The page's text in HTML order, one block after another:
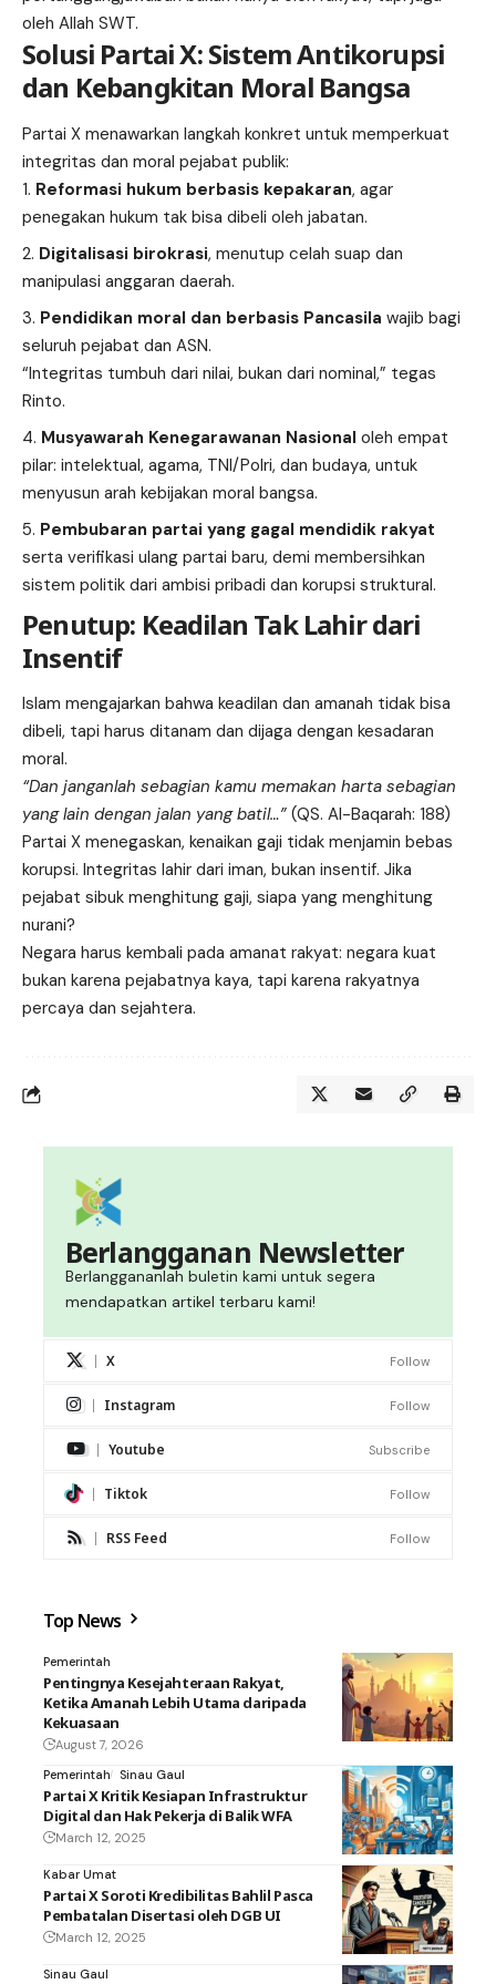
oleh Allah SWT.
Solusi Partai X: Sistem Antikorupsi
dan Kebangkitan Moral Bangsa
Partai X menawarkan langkah konkret untuk memperkuat
integritas dan moral pejabat publik:
Reformasi hukum berbasis kepakaran, agar
penegakan hukum tak bisa dibeli oleh jabatan.
Digitalisasi birokrasi, menutup celah suap dan
manipulasi anggaran daerah.
Pendidikan moral dan berbasis Pancasila wajib bagi
seluruh pejabat dan ASN.
“Integritas tumbuh dari nilai, bukan dari nominal,” tegas
Rinto.
Musyawarah Kenegarawanan Nasional oleh empat
pilar: intelektual, agama, TNI/Polri, dan budaya, untuk
menyusun arah kebijakan moral bangsa.
Pembubaran partai yang gagal mendidik rakyat
serta verifikasi ulang partai baru, demi membersihkan
sistem politik dari ambisi pribadi dan korupsi struktural.
Penutup: Keadilan Tak Lahir dari
Insentif
Islam mengajarkan bahwa keadilan dan amanah tidak bisa
dibeli, tapi harus ditanam dan dijaga dengan kesadaran
moral.
“Dan janganlah sebagian kamu memakan harta sebagian
yang lain dengan jalan yang batil…” (QS. Al-Baqarah: 188)
Partai X menegaskan, kenaikan gaji tidak menjamin bebas
korupsi. Integritas lahir dari iman, bukan insentif. Jika
pejabat sibuk menghitung gaji, siapa yang menghitung
nurani?
Negara harus kembali pada amanat rakyat: negara kuat
bukan karena pejabatnya kaya, tapi karena rakyatnya
percaya dan sejahtera.
Berlangganan Newsletter
Berlanggananlah buletin kami untuk segera
mendapatkan artikel terbaru kami!
X Follow
Instagram Follow
Youtube Subscribe
Tiktok Follow
RSS Feed Follow
Top News
Pemerintah
Pentingnya Kesejahteraan Rakyat,
Ketika Amanah Lebih Utama daripada
Kekuasaan
August 7, 2026
Pemerintah
Sinau Gaul
Partai X Kritik Kesiapan Infrastruktur
Digital dan Hak Pekerja di Balik WFA
March 12, 2025
Kabar Umat
Partai X Soroti Kredibilitas Bahlil Pasca
Pembatalan Disertasi oleh DGB UI
March 12, 2025
Sinau Gaul